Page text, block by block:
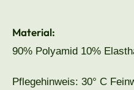
Material:
90% Polyamid 10%
Pflegehinweis: 30° C